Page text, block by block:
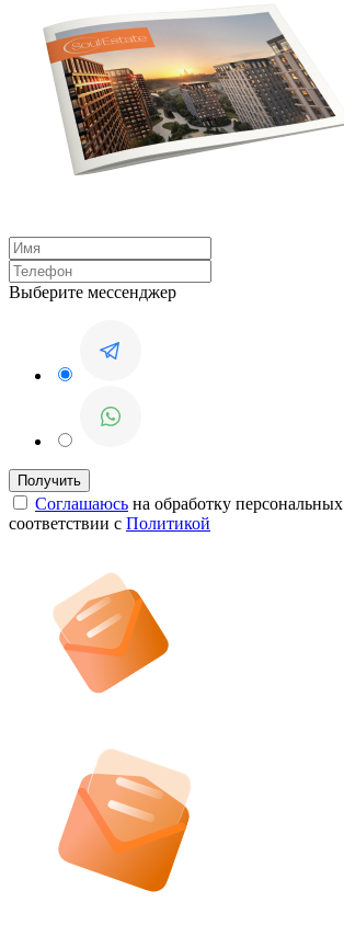
Выберите мессенджер
Соглашаюсь на обработку
соответствии с Политикой